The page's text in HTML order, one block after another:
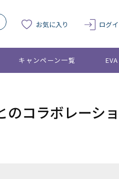
お気に入り ログ
キャンペーン一覧
コラボレーシ